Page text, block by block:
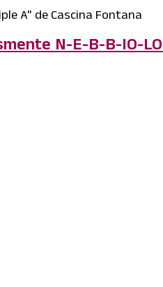
A" de Cascina Fontana
N-E-B-B-IO-LO